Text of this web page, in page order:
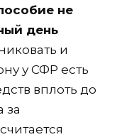
не
день
и
у СФР есть
вплоть до
за